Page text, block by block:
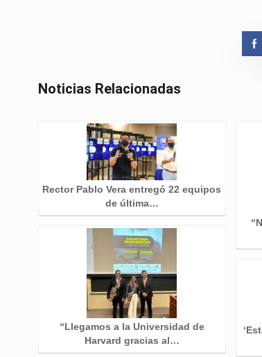
Noticias Relacionadas
Rector Pablo Vera entregó 22 equipos
de última…
“Llegamos a la Universidad de
Harvard gracias al…